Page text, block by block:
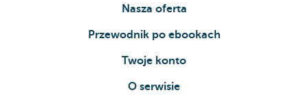
Nasza oferta
Przewodnik po ebookach
Twoje konto
O serwisie